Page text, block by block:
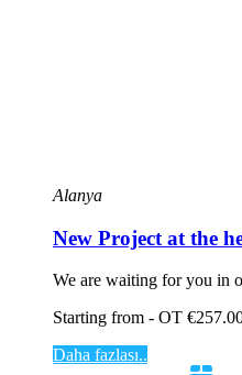
Alanya
New Project at the
We are waiting for you in
Starting from - OT
Daha fazlası..